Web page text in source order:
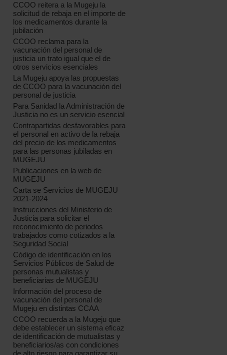
CCOO reitera a la Mugeju la
solicitud de rebaja en el importe de
los medicamentos durante la
jubilación
CCOO reclama para la
vacunación del personal de
justicia un trato igual que el de
otros servicios esenciales
La Mugeju apoya las propuestas
de CCOO para la vacunación del
personal de justicia
Para Sanidad la Administración de
Justicia no es un servicio esencial
Contrapartidas desfavorables para
el personal en activo de la rebaja
del precio de los medicamentos
para las personas jubiladas en
MUGEJU
Publicaciones en la web de
MUGEJU
Carta se Servicios de MUGEJU
2021-2024
Instrucciones del Ministerio de
Justicia para solicitar el
reconocimiento de periodos
trabajados como cotizados a la
Seguridad Social
Código de identificación en los
Servicios Públicos de Salud de
personas mutualistas y
beneficiarias de MUGEJU
Información del proceso de
vacunación del personal de
Mugeju en distintas CCAA
CCOO recuerda a la Mugeju que
debe establecer un sistema eficaz
de identificación de mutualistas y
beneficiarios/as con condiciones